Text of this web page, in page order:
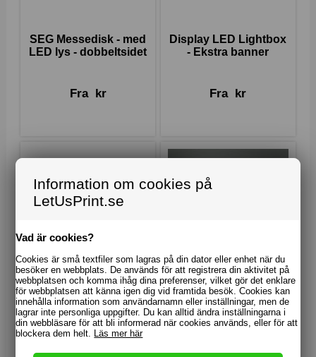
Information om cookies på
LetUsPrint.se
Vad är cookies?
Cookies är små textfiler som lagras på din dator eller enhet när du
besöker en webbplats. De används för att registrera din aktivitet på
webbplatsen och komma ihåg dina preferenser, vilket gör det enklare
för webbplatsen att känna igen dig vid framtida besök. Cookies kan
innehålla information som användarnamn eller inställningar, men de
lagrar inte personliga uppgifter. Du kan alltid ändra inställningarna i
din webbläsare för att bli informerad när cookies används, eller för att
blockera dem helt. Läs mer här
SEG Messedisk - med
LED lys - dobbeltsidet
Fra kr
Display LED Lightbox
- Ekstra banner
Fra kr
SEG Messedisk - med